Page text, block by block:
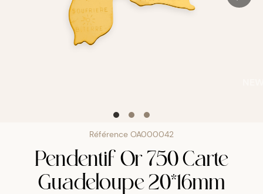
Référence OA000042
Pendentif Or 750 Carte
Guadeloupe 20*16mm